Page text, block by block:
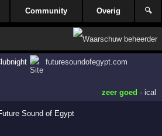
Community Overig 🔍
futuresoundofegypt.com
zeer goed · ical